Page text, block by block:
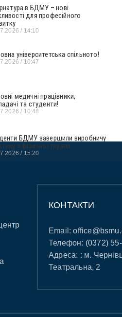
в БДМУ – нові
для професійного
14:10
університетська спільното!
10:47
медичні працівники,
та студенти!
10:48
БДМУ завершили виробничу
з фізичної терапії
15:20
КОНТАКТИ
Email:
Телефон: (0372)
Адреса: : м.
Театральна, 2